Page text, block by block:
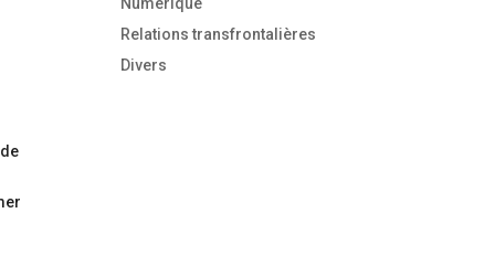
Relations transfrontalières
Divers